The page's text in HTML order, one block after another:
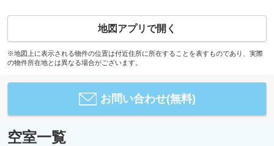
地図アプリで開く
※地図上に表示される物件の位置は付近住所に所在することを表すものであり、実際
の物件所在地とは異なる場合がございます。
お問い合わせ(無料)
空室一覧